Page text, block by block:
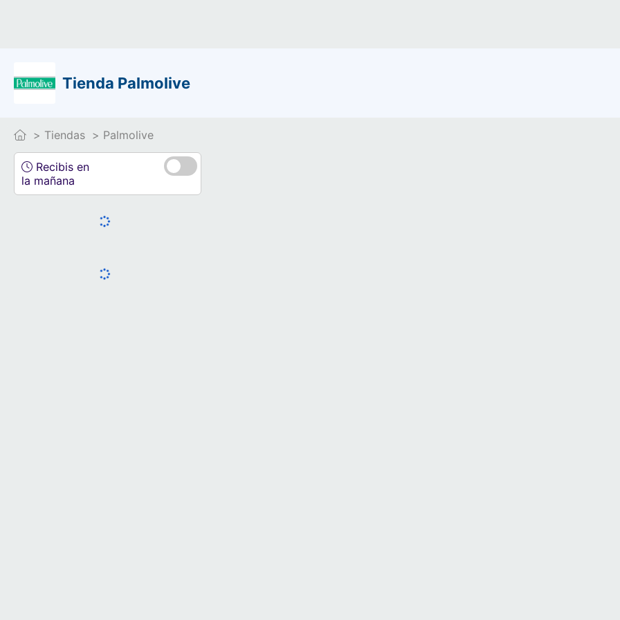
Tienda Palmolive
Tiendas Palmolive
Recibis en
la mañana